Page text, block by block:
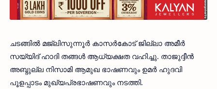
ചടങ്ങില്‍ മജ്ലിസുന്നൂര്‍ കാസര്‍കോട് ജില്ലാ അമീര്‍
സയ്യിദ് ഹാദി തങ്ങള്‍ ആധ്യക്ഷത വഹിച്ചു. താജുദ്ദീന്‍
അബ്ദുല്ല നിസാമി ആമുഖ ഭാഷണവും ഉമര്‍ ഹുദവി
പൂളപ്പാടം മുഖ്യപ്രഭാഷണവും നടത്തി.